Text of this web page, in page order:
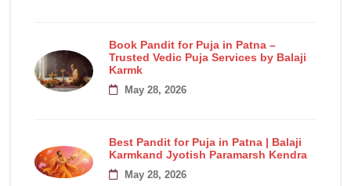
Book Pandit for Puja in Patna –
Trusted Vedic Puja Services by Balaji
Karmk
May 28, 2026
Best Pandit for Puja in Patna | Balaji
Karmkand Jyotish Paramarsh Kendra
May 28, 2026